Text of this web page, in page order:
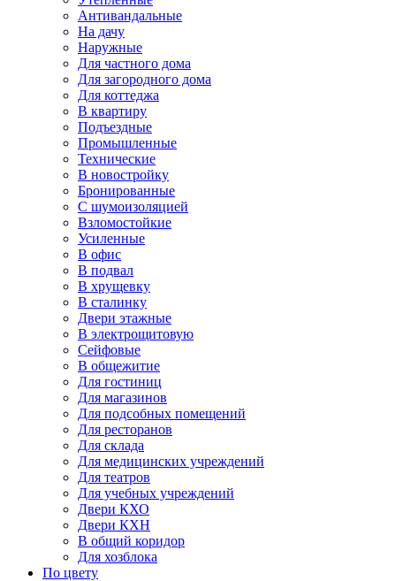
Антивандальные
На дачу
Наружные
Для частного дома
Для загородного дома
Для коттеджа
В квартиру
Подъездные
Промышленные
Технические
В новостройку
Бронированные
С шумоизоляцией
Взломостойкие
Усиленные
В офис
В подвал
В хрущевку
В сталинку
Двери этажные
В электрощитовую
Сейфовые
В общежитие
Для гостиниц
Для магазинов
Для подсобных помещений
Для ресторанов
Для склада
Для медицинских учреждений
Для театров
Для учебных учреждений
Двери КХО
Двери КХН
В общий коридор
Для хозблока
По цвету